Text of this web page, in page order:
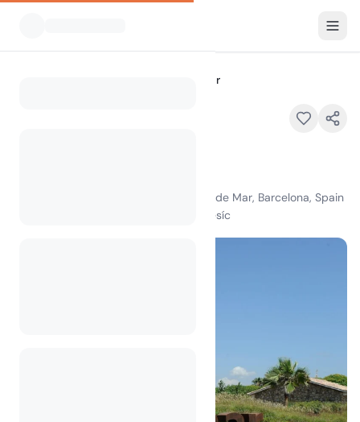
Camping Del Mar
Avda Pomareda s/n, 08380 Malgrat de Mar, Barcelona, Spain
zobrazení za poslední měsíc